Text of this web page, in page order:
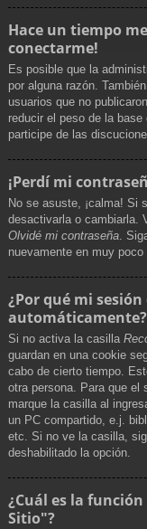
Hace un tiempo
conectarme!
Es posible que la
por alguna razón.
usuarios que no
reducir el peso de la
participe de las
¡Perdí mi
No se asuste, ¡calma! Si
desactivarla o cambiarla.
Olvidé mi contraseña .
nuevamente en muy poco
¿Por qué mi
automáticamente?
Si no activa la casilla
guardan en una cookie
cabo de cierto tiempo.
otra persona. Para que el
marque la casilla al
un PC compartido, e.j.
etc. Si no ve la casilla,
deshabilitado la opción.
¿Cuál es la
Sitio"?